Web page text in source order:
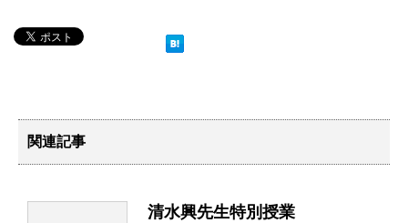
関連記事
清水興先生特別授業